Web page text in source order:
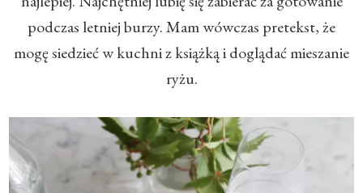
podczas letniej burzy. Mam wówczas pretekst, że
mogę siedzieć w kuchni z książką i doglądać mieszanie
ryżu.